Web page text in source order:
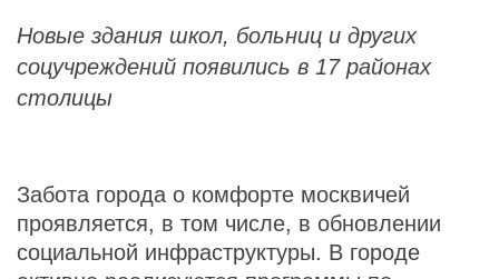
Новые здания школ, больниц и других
соцучреждений появились в 17 районах
столицы
Забота города о комфорте москвичей
проявляется, в том числе, в обновлении
социальной инфраструктуры. В городе